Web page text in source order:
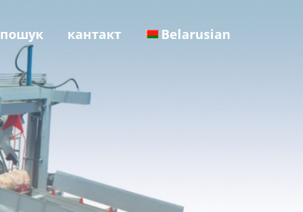
пошук кантакт Belarusian